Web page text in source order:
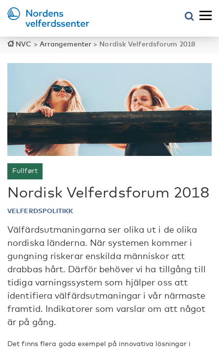
NVC > Arrangementer > Nordisk Velferdsforum 2018
Fullført
Nordisk Velferdsforum 2018
VELFERDSPOLITIKK
Välfärdsutmaningarna ser olika ut i de olika
nordiska länderna. När systemen kommer i
gungning riskerar enskilda människor att
drabbas hårt. Därför behöver vi ha tillgång till
tidiga varningssystem som hjälper oss att
identifiera välfärdsutmaningar i vår närmaste
framtid. Indikatorer som varslar om att något
är på gång.
Det finns flera goda exempel på innovativa lösningar i